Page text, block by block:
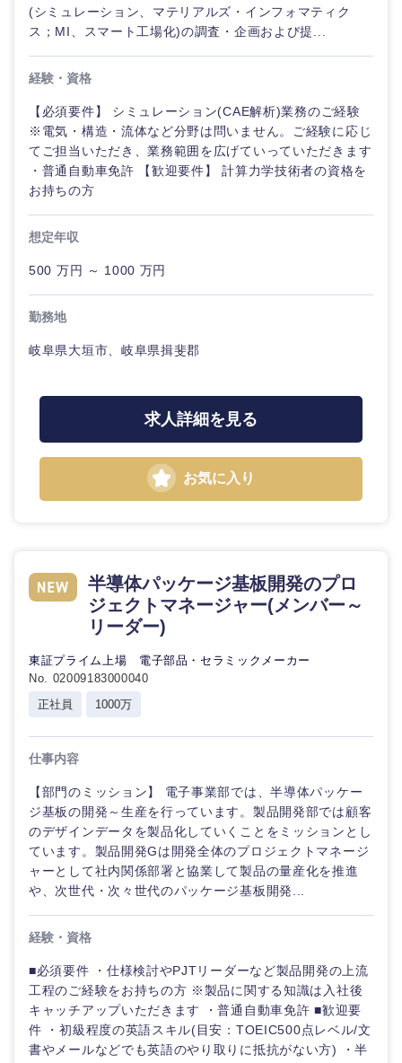
(シミュレーション、マテリアルズ・インフォマティク
ス；MI、スマート工場化)の調査・企画および提...
経験・資格
【必須要件】 シミュレーション(CAE解析)業務のご経験
※電気・構造・流体など分野は問いません。ご経験に応じ
てご担当いただき、業務範囲を広げていっていただきます
・普通自動車免許 【歓迎要件】 計算力学技術者の資格を
お持ちの方
想定年収
500 万円 ～ 1000 万円
勤務地
岐阜県大垣市、岐阜県揖斐郡
求人詳細を見る
お気に入り
半導体パッケージ基板開発のプロ
ジェクトマネージャー(メンバー～
リーダー)
東証プライム上場 電子部品・セラミックメーカー
No. 02009183000040
正社員
1000万
仕事内容
【部門のミッション】 電子事業部では、半導体パッケー
ジ基板の開発～生産を行っています。製品開発部では顧客
のデザインデータを製品化していくことをミッションとし
ています。製品開発Gは開発全体のプロジェクトマネージ
ャーとして社内関係部署と協業して製品の量産化を推進
や、次世代・次々世代のパッケージ基板開発...
経験・資格
■必須要件 ・仕様検討やPJTリーダーなど製品開発の上流
工程のご経験をお持ちの方 ※製品に関する知識は入社後
キャッチアップいただきます ・普通自動車免許 ■歓迎要
件 ・初級程度の英語スキル(目安：TOEIC500点レベル/文
書やメールなどでも英語のやり取りに抵抗がない方) ・半